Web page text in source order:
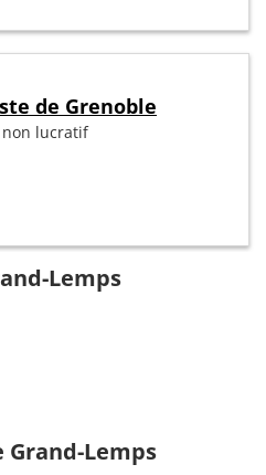
de Grenoble
lucratif
Lemps
Grand-Lemps